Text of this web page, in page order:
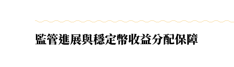
監管進展與穩定幣收益分配保障